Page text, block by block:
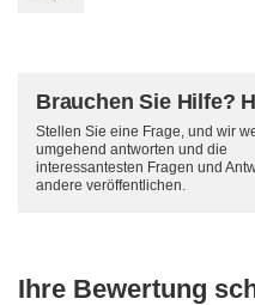
Brauchen Sie Hilfe?
Stellen Sie eine Frage, und wir
umgehend antworten und die
interessantesten Fragen und
andere veröffentlichen.
Ihre Bewertung